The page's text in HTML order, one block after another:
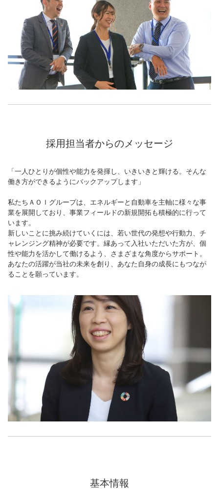
採用担当者からのメッセージ
「一人ひとりが個性や能力を発揮し、いきいきと輝ける。そんな
働き方ができるようにバックアップします」
私たちＡＯＩグループは、エネルギーと自動車を主軸に様々な事
業を展開しており、事業フィールドの新規開拓も積極的に行って
います。
新しいことに挑み続けていくには、若い世代の発想や行動力、チ
ャレンジング精神が必要です。縁あって入社いただいた方が、個
性や能力を活かして働けるよう、さまざまな角度からサポート。
あなたの活躍が当社の未来を創り、あなた自身の成長にもつなが
ることを願っています。
基本情報